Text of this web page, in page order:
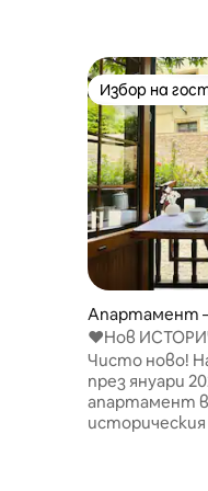
Избор на
Избор на
Апартамент
♥Нов
Паркинг в
Чисто ново!
през януари 2020 г.!
апартамент